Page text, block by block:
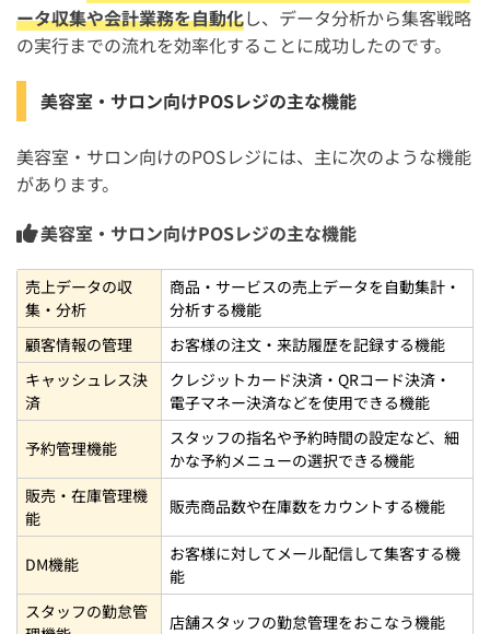
自宅サロン・個人サロンでおすすめのPOSレジはどれ？
iPadで使える美容室向けのおすすめのレジはどれ？
美容室向けの無料のPOSレジアプリは？
美容室向けPOSレジをお探しの方必見！POSレジ導入に
関するお役立ち情報まとめ
率にも明確な効果
POSレジ導入後のコスパ評価は中立が多数、費用対効果の
改善余地も明確に
POSレジ導入理由は開業とキャッシュレス対応が中心、経
営者の判断軸を分析
まとめ：美容室向けPOSレジおすすめ10選を比較【無料
導入や補助金情報も】
ータ収集や会計業務を自動化し、データ分析から集客戦略
の実行までの流れを効率化することに成功したのです。
美容室・サロン向けPOSレジの主な機能
美容室・サロン向けのPOSレジには、主に次のような機能
があります。
美容室・サロン向けPOSレジの主な機能
売上データの収
集・分析
商品・サービスの売上データを自動集計・
分析する機能
顧客情報の管理
お客様の注文・来訪履歴を記録する機能
キャッシュレス決
済
クレジットカード決済・QRコード決済・
電子マネー決済などを使用できる機能
予約管理機能
スタッフの指名や予約時間の設定など、細
かな予約メニューの選択できる機能
販売・在庫管理機
能
販売商品数や在庫数をカウントする機能
DM機能
お客様に対してメール配信して集客する機
能
スタッフの勤怠管
店舗スタッフの勤怠管理をおこなう機能